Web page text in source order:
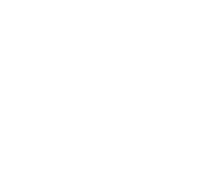
Lannion